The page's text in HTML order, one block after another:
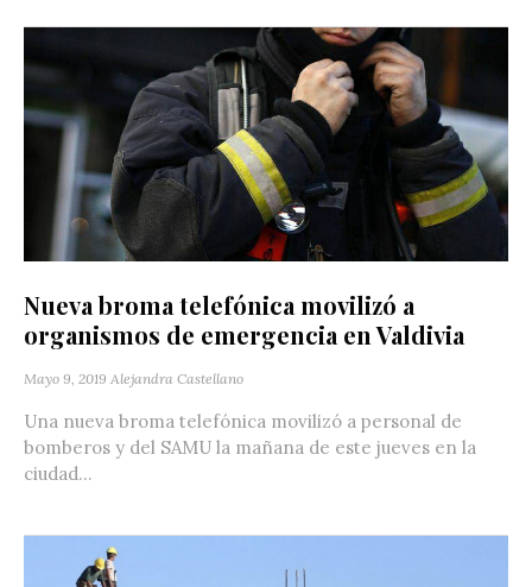
Nueva broma telefónica movilizó a
organismos de emergencia en Valdivia
Mayo 9, 2019 Alejandra Castellano
Una nueva broma telefónica movilizó a personal de
bomberos y del SAMU la mañana de este jueves en la
ciudad...